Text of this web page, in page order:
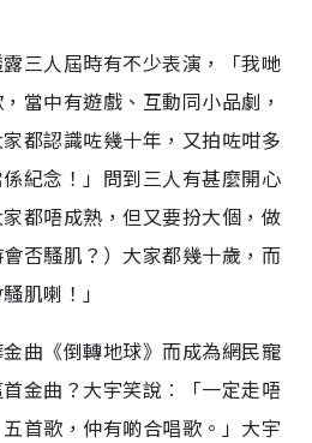
三人屆時有不少表演，「我哋
當中有遊戲、互動同小品劇，
都認識咗幾十年，又拍咗咁多
紀念！」問到三人有甚麼開心
都唔成熟，但又要扮大個，做
否騷肌？）大家都幾十歲，而
肌喇！」
曲《倒轉地球》而成為網民寵
金曲？大宇笑說︰「一定走唔
首歌，仲有啲合唱歌。」大宇